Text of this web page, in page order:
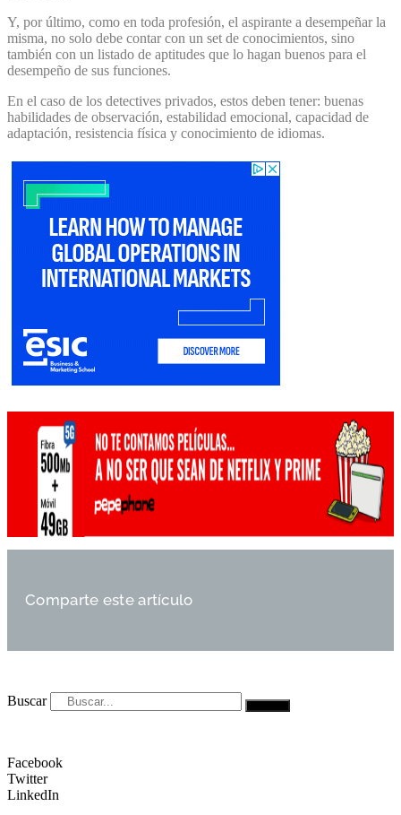
Y, por último, como en toda profesión, el aspirante a desempeñar la
misma, no solo debe contar con un set de conocimientos, sino
también con un listado de aptitudes que lo hagan buenos para el
desempeño de sus funciones.
En el caso de los detectives privados, estos deben tener: buenas
habilidades de observación, estabilidad emocional, capacidad de
adaptación, resistencia física y conocimiento de idiomas.
Comparte este artículo
Buscar
Facebook
Twitter
LinkedIn